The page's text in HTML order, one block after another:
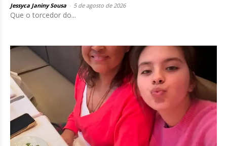
Jessyca Janiny Sousa 5 de agosto de 2026
Que o torcedor do...